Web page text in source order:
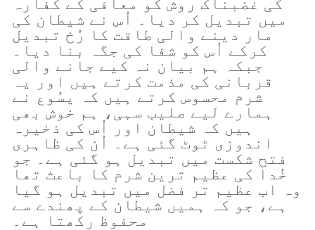
کی غضبناک روش کو معافی کے کفارہ
میں تبدیل کر دیا۔ اُس نے شیطان کی
مار دینے والی طاقت کا رُخ تبدیل
کرکے اُس کو شفا کی جگہ بنا دیا۔
جبکہ ہم بیان نہ کیے جانے والی
قربانی کی مذمت کرتے ہیں اور یہ
شرم محسوس کرتے ہیں کہ یسُوع نے
ہمارے لیے صلیب سہی، ہم خوش بھی
ہیں کہ شیطان اور اُس کی ذخیرہ
اندوزی ٹوٹ گئی ہے۔ اُن کی ظاہری
فتح شکست میں تبدیل ہو گئی ہے۔ جو
خُدا کی عظیم ترین شرم کا باعث تھا
وہ اب عظیم تر فضل میں تبدیل ہو گیا
ہے، جو کہ ہمیں شیطان کے پھندے سے
محفوظ رکھتا ہے۔